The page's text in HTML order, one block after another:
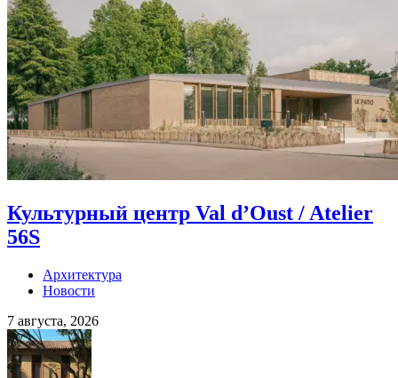
Культурный центр Val d’Oust / Atelier
56S
Архитектура
Новости
7 августа, 2026